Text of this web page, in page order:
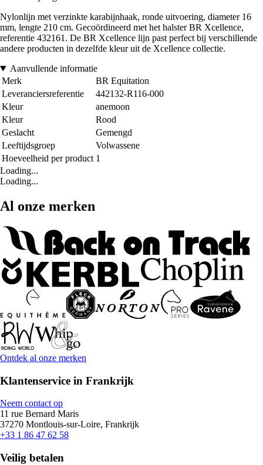
Nylonlijn met verzinkte karabijnhaak, ronde uitvoering, diameter 16
mm, lengte 210 cm. Gecoördineerd met het halster BR Xcellence,
referentie 432161. De BR Xcellence lijn past perfect bij verschillende
andere producten in dezelfde kleur uit de Xcellence collectie.
Aanvullende informatie
Merk
BR Equitation
Leveranciersreferentie
442132-R116-000
Kleur
anemoon
Kleur
Rood
Geslacht
Gemengd
Leeftijdsgroep
Volwassene
Hoeveelheid per product 1
Loading...
Loading...
Al onze merken
Ontdek al onze merken
Klantenservice in Frankrijk
Neem contact op
11 rue Bernard Maris
37270 Montlouis-sur-Loire, Frankrijk
+33 1 86 47 62 58
Veilig betalen